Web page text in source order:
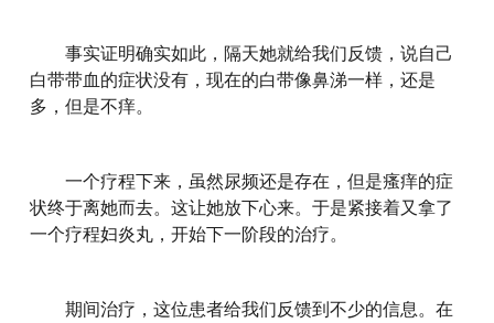
事实证明确实如此，隔天她就给我们反馈，说自己
白带带血的症状没有，现在的白带像鼻涕一样，还是
多，但是不痒。
一个疗程下来，虽然尿频还是存在，但是瘙痒的症
状终于离她而去。这让她放下心来。于是紧接着又拿了
一个疗程妇炎丸，开始下一阶段的治疗。
期间治疗，这位患者给我们反馈到不少的信息。在